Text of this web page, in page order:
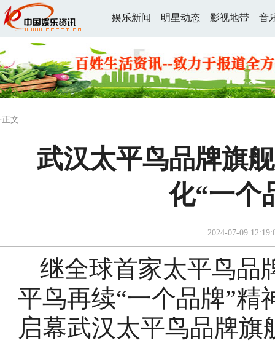
娱乐新闻 明星动态 影视地带 音
文
武汉太平鸟品牌旗
化“一个
2024-07-09
继全球首家太平鸟品
平鸟再续“一个品牌”精
启幕武汉太平鸟品牌